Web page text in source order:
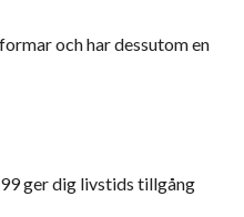
och har dessutom en
ger dig livstids tillgång